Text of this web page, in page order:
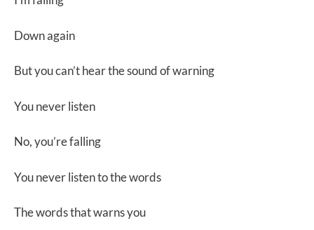
Down again
But you can’t hear the sound of warning
You never listen
No, you’re falling
You never listen to the words
The words that warns you